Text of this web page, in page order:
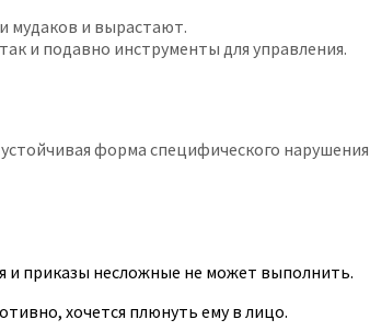
мудаков и вырастают.
и подавно инструменты для управления.
форма специфического нарушения
и приказы несложные не может выполнить.
хочется плюнуть ему в лицо.